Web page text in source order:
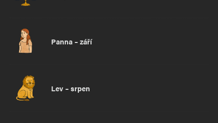
Panna – září
Lev – srpen